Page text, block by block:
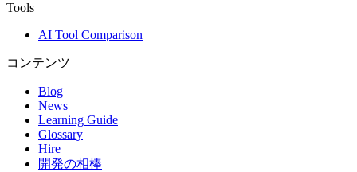
Tools
AI Tool Comparison
コンテンツ
Blog
News
Learning Guide
Glossary
Hire
開発の相棒